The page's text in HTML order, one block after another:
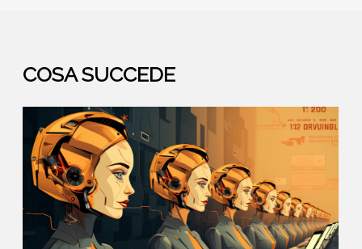
COSA SUCCEDE